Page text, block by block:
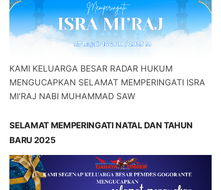
KAMI KELUARGA BESAR RADAR HUKUM
MENGUCAPKAN SELAMAT MEMPERINGATI ISRA
MI'RAJ NABI MUHAMMAD SAW
SELAMAT MEMPERINGATI NATAL DAN TAHUN
BARU 2025